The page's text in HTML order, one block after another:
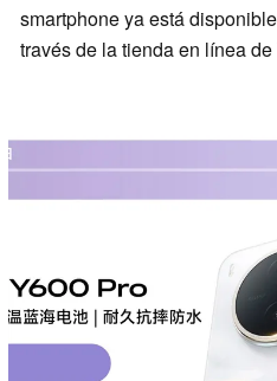
smartphone ya está
través de la tienda en línea